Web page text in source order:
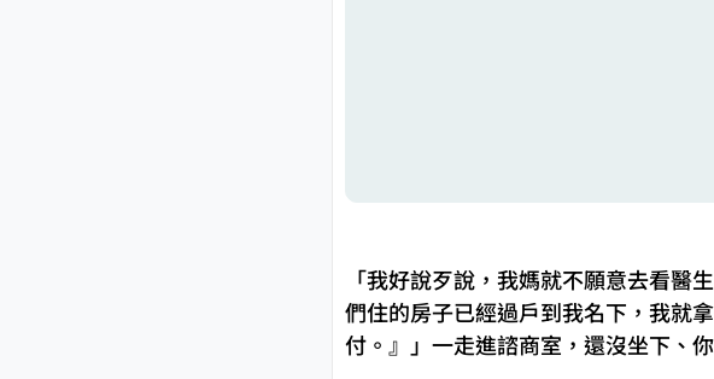
「我好說歹說，我媽就不願意去看
們住的房子已經過戶到我名下，我就
付。』」一走進諮商室，還沒坐下、